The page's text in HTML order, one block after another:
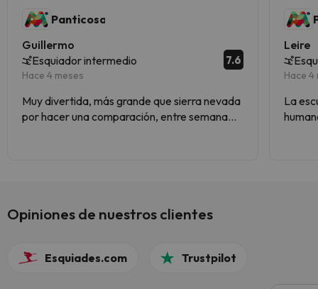
Panticosa
Guillermo
Esquiador intermedio
Hace 4 meses
7.6
Muy divertida, más grande que sierra nevada
por hacer una comparación, entre semana
Leire
Hace 4
La
Opiniones de nuestros clientes
Esquiades.com Trustpilot